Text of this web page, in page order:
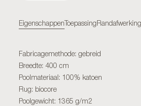
Eigenschappen Toepassing Randafwerking
Fabricagemethode: gebreid
Breedte: 400 cm
Poolmateriaal: 100% katoen
Rug: biocore
Poolgewicht: 1365 g/m2